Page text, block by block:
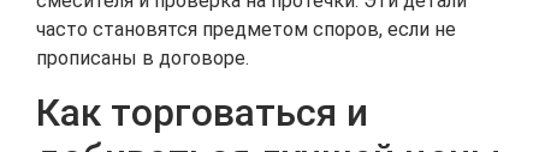
часто становятся предметом споров, если не
прописаны в договоре.
Как торговаться и